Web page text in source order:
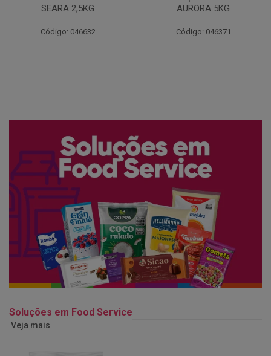
AURORA 5KG
Código: 046371
FATIADO PAKAN 200G
Código: 061522
Soluções em Food Service
Veja mais